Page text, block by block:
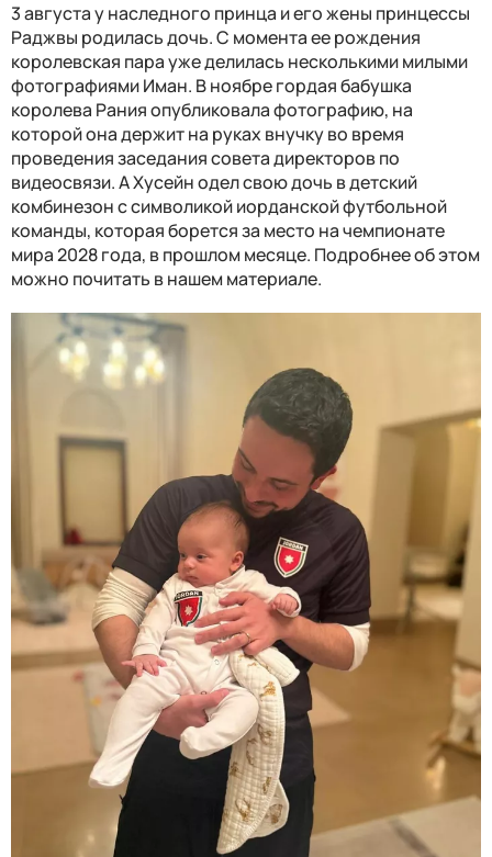
3 августа у наследного принца и его жены принцессы
Раджвы родилась дочь. С момента ее рождения
королевская пара уже делилась несколькими милыми
фотографиями Иман. В ноябре гордая бабушка
королева Рания опубликовала фотографию, на
которой она держит на руках внучку во время
проведения заседания совета директоров по
видеосвязи. А Хусейн одел свою дочь в детский
комбинезон с символикой иорданской футбольной
команды, которая борется за место на чемпионате
мира 2028 года, в прошлом месяце. Подробнее об этом
можно почитать в нашем материале.